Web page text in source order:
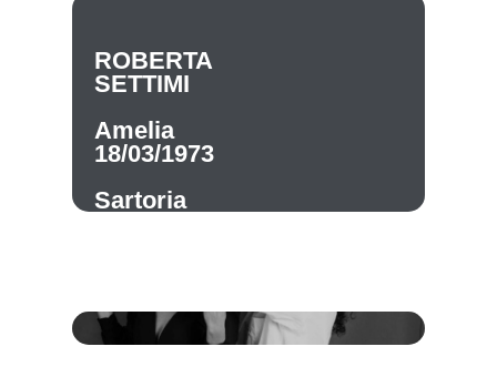
ROBERTA
SETTIMI
Amelia
18/03/1973
Sartoria